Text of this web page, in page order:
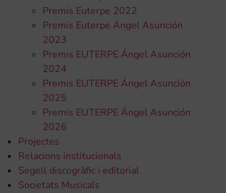
Premis Euterpe 2022
Premis Euterpe Ángel Asunción
2023
Premis EUTERPE Ángel Asunción
2024
Premis EUTERPE Ángel Asunción
2025
Premis EUTERPE Ángel Asunción
2026
Projectes
Relacions institucionals
Segell discogràfic i editorial
Societats Musicals